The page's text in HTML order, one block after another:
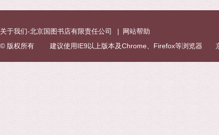
关于我们-北京国图书店有限责任公司 | 网站帮助
© 版权所有 建议使用IE9以上版本及Chrome、Firefox等浏览器